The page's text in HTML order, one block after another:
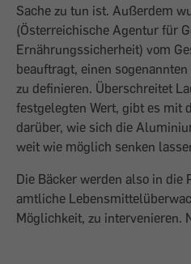
Sache zu tun ist. Außerdem
(Österreichische Agentur für
Ernährungssicherheit) vom
beauftragt, einen
zu definieren. Überschreitet
festgelegten Wert, gibt es mit
darüber, wie sich die
weit wie möglich senken
Die Bäcker werden also in
amtliche
Möglichkeit, zu intervenieren.